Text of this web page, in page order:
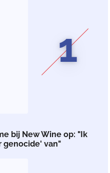
1
bij New Wine op: "Ik
genocide' van"